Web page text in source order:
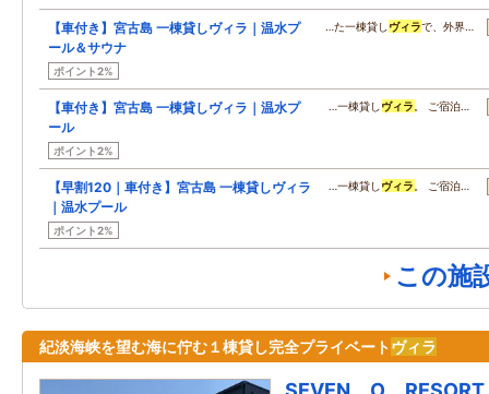
【車付き】宮古島 一棟貸しヴィラ｜温水プ
ール＆サウナ
ポイント2%
…た一棟貸し ヴィラで、外界…
【車付き】宮古島 一棟貸しヴィラ｜温水プ
ール
ポイント2%
…一棟貸し ヴィラ 。 ご宿泊…
【早割120｜車付き】宮古島 一棟貸しヴィラ
｜温水プール
ポイント2%
…一棟貸し ヴィラ 。 ご宿泊…
この施
紀淡海峡を望む海に佇む１棟貸し完全プライベートヴィラ